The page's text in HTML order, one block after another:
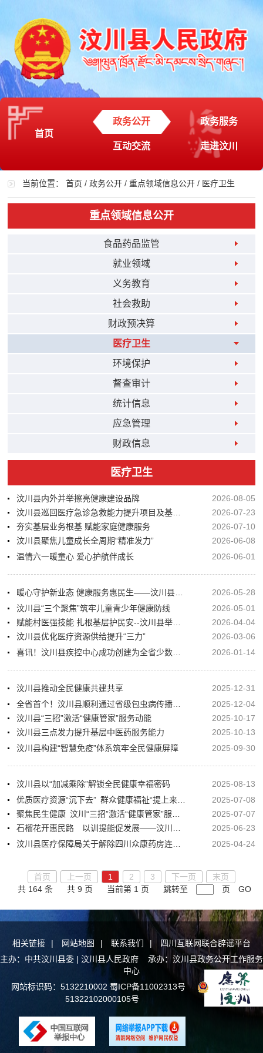
首页
政务公开 政务服务
互动交流 走进汶川
当前位置：首页 /政务公开 /重点领域信息公开 / 医疗卫生
重点领域信息公开
食品药品监管
就业领域
义务教育
社会救助
财政预决算
医疗卫生
环境保护
督查审计
统计信息
应急管理
财政信息
医疗卫生
汶川县内外并举擦亮健康建设品牌
2026-08-05
2026-07-23
夯实基层业务根基 赋能家庭健康服务
2026-07-10
汶川县聚焦儿童成长全周期“精准发力”
2026-06-08
温情六一暖童心 爱心护航伴成长
2026-06-01
2026-05-28
汶川县“三个聚焦”筑牢儿童青少年健康防线
2026-05-01
2026-04-04
汶川县优化医疗资源供给提升“三力”
2026-03-06
2026-01-14
汶川县推动全民健康共建共享
2025-12-31
2025-12-04
汶川县“三招”激活“健康管家”服务动能
2025-10-17
汶川县三点发力提升基层中医药服务能力
2025-10-13
汶川县构建“智慧免疫”体系筑牢全民健康屏障
2025-09-30
汶川县以“加减乘除”解锁全民健康幸福密码
2025-08-13
2025-07-08
2025-07-07
2025-06-23
2025-04-24
首页 上一页 1 2 3 下一页
末页
共 164 条
共 9 页 当前第 1 页 跳转至 页 GO
相关链接 | 网站地图 | 联系我们 |
四川互联网联合辟谣平台
主办：中共汶川县委 | 汶川县人民政府 承办：汶川县政务公开工作服务
中心
网站标识码：5132210002 蜀ICP备11002313号
川公网安备
51322102000105号